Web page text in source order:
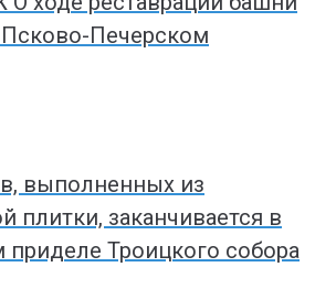
Печерском
выполненных из
плитки, заканчивается в
Троицкого собора